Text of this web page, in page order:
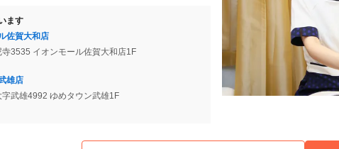
ます
佐賀大和店
寺3535 イオンモール佐賀大和店1F
雄店
字武雄4992 ゆめタウン武雄1F